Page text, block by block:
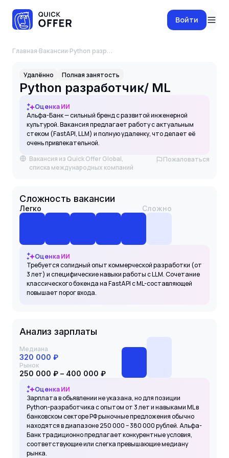
Войти
Главная·Вакансии· Python разработчик/ ML
Удалённо Полная занятость
Python разработчик/ ML
Оценка ИИ
Альфа-Банк — сильный бренд с развитой инженерной
культурой. Вакансия предлагает работу с актуальным
стеком (FastAPI, LLM) и полную удаленку, что делает её
очень привлекательной.
Вакансия из Quick Offer Global,
списка международных компаний
Пожаловаться
Сложность вакансии
Легко Сложно
Оценка ИИ
Требуется солидный опыт коммерческой разработки (от
3 лет) и специфические навыки работы с LLM. Сочетание
классического бэкенда на FastAPI с ML-составляющей
повышает порог входа.
Анализ зарплаты
Медиана
320 000 ₽
Рынок
250 000 ₽ – 400 000 ₽
Оценка ИИ
Зарплата в объявлении не указана, но для позиции
Python-разработчика с опытом от 3 лет и навыками ML в
банковском секторе РФ рыночные предложения обычно
находятся в диапазоне 250 000 – 380 000 рублей. Альфа-
Банк традиционно предлагает конкурентные условия,
соответствующие или слегка превышающие медиану
рынка.